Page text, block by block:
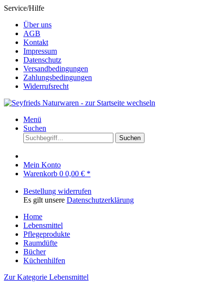
Service/Hilfe
Über uns
AGB
Kontakt
Impressum
Datenschutz
Versandbedingungen
Zahlungsbedingungen
Widerrufsrecht
Menü
Suchen
Suchen
Mein Konto
Warenkorb 0 0,00 € *
Bestellung widerrufen
Es gilt unsere Datenschutzerklärung
Home
Lebensmittel
Pflegeprodukte
Raumdüfte
Bücher
Küchenhilfen
Zur Kategorie Lebensmittel